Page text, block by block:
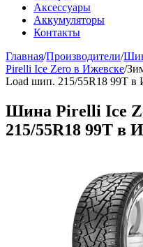
Аксессуары
Аккумуляторы
Контакты
Главная/Производители/
Pirelli Ice Zero в Ижевске/
Load шип. 215/55R18 99T в
Шина Pirelli Ice
215/55R18 99T в